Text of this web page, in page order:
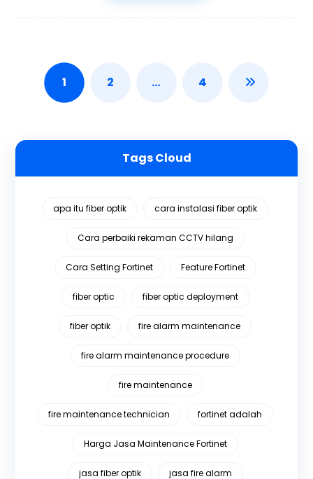
1 2 … 4
Tags Cloud
apa itu fiber optik cara instalasi fiber optik
Cara perbaiki rekaman CCTV hilang
Cara Setting Fortinet Feature Fortinet
fiber optic fiber optic deployment
fiber optik fire alarm maintenance
fire alarm maintenance procedure
fire maintenance
fire maintenance technician fortinet adalah
Harga Jasa Maintenance Fortinet
jasa fiber optik jasa fire alarm